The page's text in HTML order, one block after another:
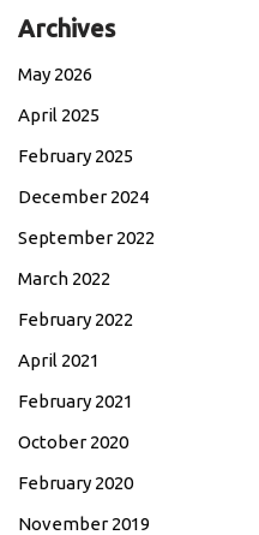
Archives
May 2026
April 2025
February 2025
December 2024
September 2022
March 2022
February 2022
April 2021
February 2021
October 2020
February 2020
November 2019